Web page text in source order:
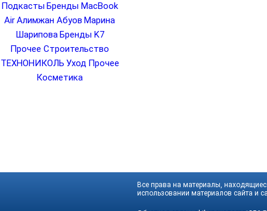
Подкасты Бренды MacBook
AirАлимжан Абуов Марина
Шарипова Бренды K7
Прочее Строительство
ТЕХНОНИКОЛЬ Уход Прочее
Косметика
Все права на материалы,
использовании материалов сайта и